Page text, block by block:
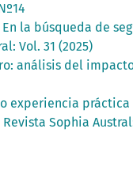
En la búsqueda de
Vol. 31 (2025)
análisis del
experiencia
Revista Sophia